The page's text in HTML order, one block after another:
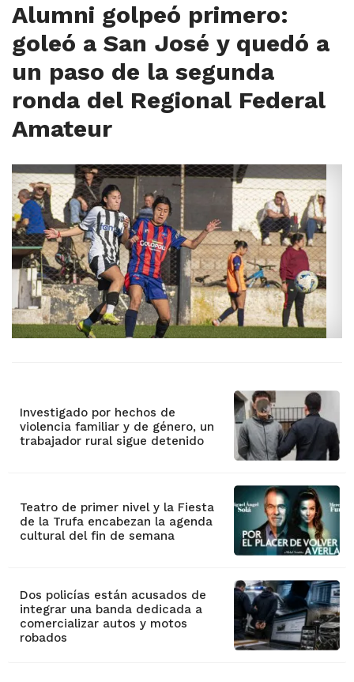
Alumni golpeó primero:
goleó a San José y quedó a
un paso de la segunda
ronda del Regional Federal
Amateur
Investigado por hechos de
violencia familiar y de género, un
trabajador rural sigue detenido
Teatro de primer nivel y la Fiesta
de la Trufa encabezan la agenda
cultural del fin de semana
Dos policías están acusados de
integrar una banda dedicada a
comercializar autos y motos
robados